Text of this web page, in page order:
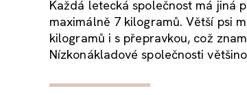
Každá letecká společnost má jiná
maximálně 7 kilogramů. Větší psi
kilogramů i s přepravkou, což
Nízkonákladové společnosti